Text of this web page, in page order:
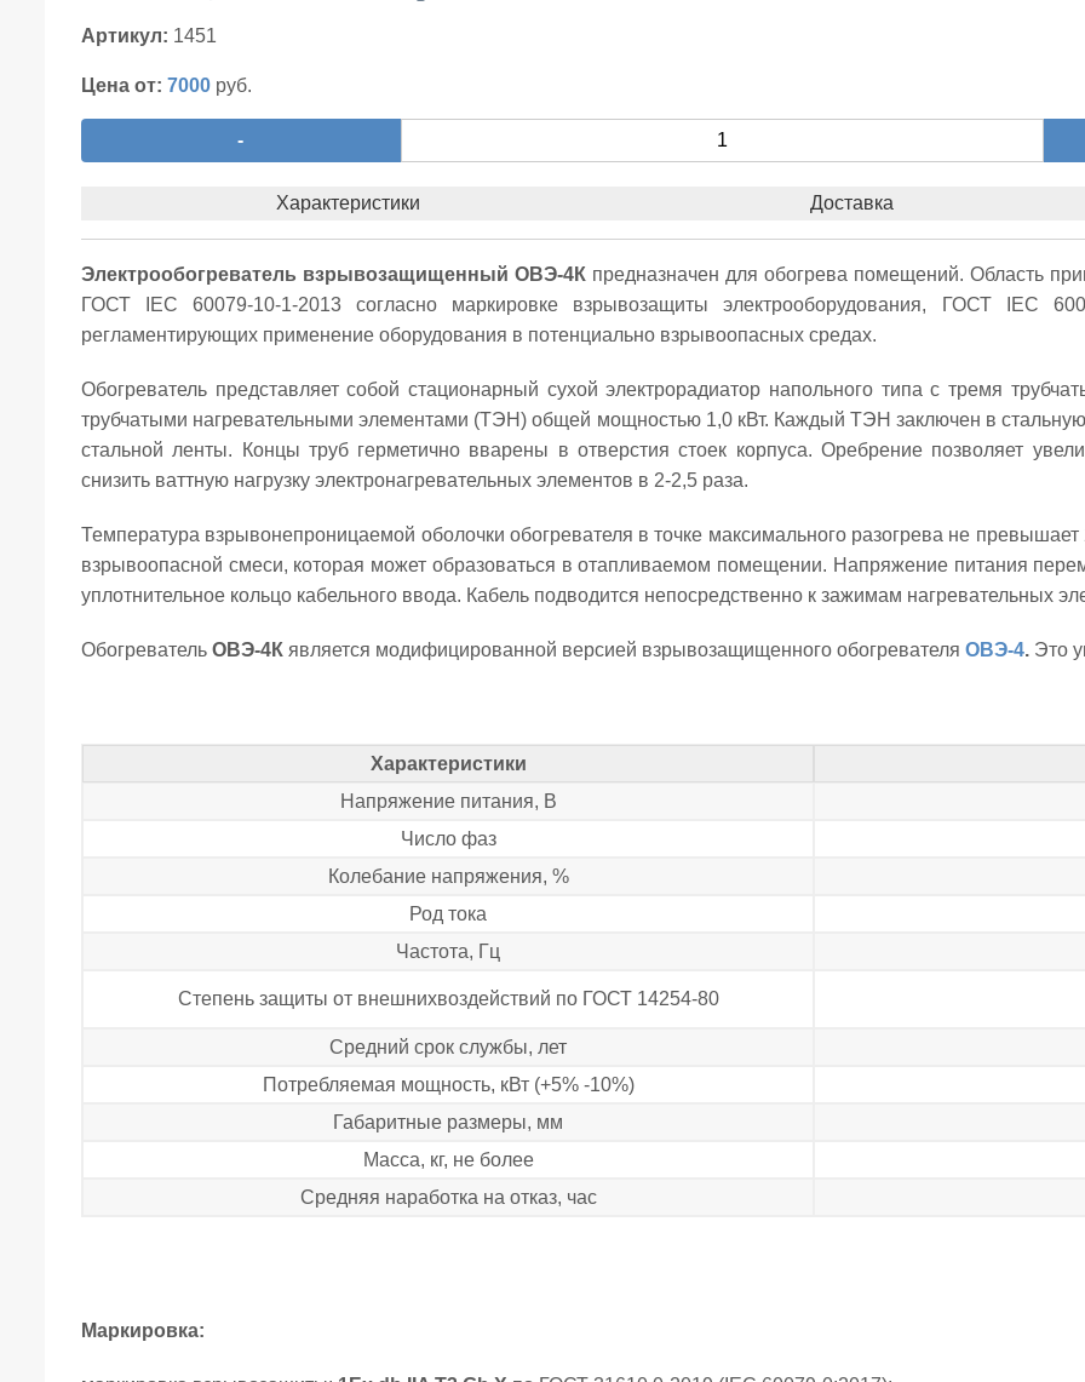
Артикул: 1451
Цена от: 7000 руб.
-
Характеристики Доставка
Электрообогреватель взрывозащищенный ОВЭ-4К предназначен для обогрева помещений. Область
ГОСТ IEC 60079-10-1-2013 согласно маркировке взрывозащиты электрооборудования, ГОСТ IEC
регламентирующих применение оборудования в потенциально взрывоопасных средах.
Обогреватель представляет собой стационарный сухой электрорадиатор напольного типа с тремя
трубчатыми нагревательными элементами (ТЭН) общей мощностью 1,0 кВт. Каждый ТЭН заключен в стальную
стальной ленты. Концы труб герметично вварены в отверстия стоек корпуса. Оребрение позволяет
снизить ваттную нагрузку электронагревательных элементов в 2-2,5 раза.
Температура взрывонепроницаемой оболочки обогревателя в точке максимального разогрева не
взрывоопасной смеси, которая может образоваться в отапливаемом помещении. Напряжение питания
уплотнительное кольцо кабельного ввода. Кабель подводится непосредственно к зажимам нагревательных
Обогреватель ОВЭ-4К является модифицированной версией взрывозащищенного обогревателя ОВЭ-4. Это
Характеристики
Напряжение питания, В
Число фаз
Колебание напряжения, %
Род тока
Частота, Гц
Степень защиты от внешнихвоздействий по ГОСТ 14254-80
Средний срок службы, лет
Потребляемая мощность, кВт (+5% -10%)
Габаритные размеры, мм
Масса, кг, не более
Средняя наработка на отказ, час
Маркировка: